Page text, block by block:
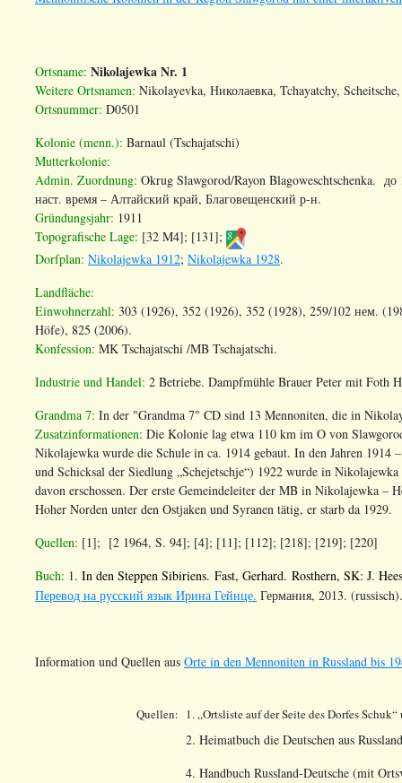
Ortsname: Nikolajewka Nr. 1
Weitere Ortsnamen: Nikolayevka, Николаевка, Tchayatchy,
Ortsnummer: D0501
Kolonie (menn.): Barnaul (Tschajatschi)
Mutterkolonie:
Admin. Zuordnung: Okrug Slawgorod/Rayon Blagoweschtschenka. до
наст. время – Алтайский край, Благовещенский р-н.
Gründungsjahr: 1911
Topografische Lage: [32 M4]; [131];
Dorfplan: Nikolajewka 1912; Nikolajewka 1928.
Landfläche:
Einwohnerzahl: 303 (1926), 352 (1926), 352 (1928), 259/102 нем.
Höfe), 825 (2006).
Konfession: MK Tschajatschi /MB Tschajatschi.
Industrie und Handel: 2 Betriebe. Dampfmühle Brauer Peter mit Foth
Grandma 7: In der "Grandma 7" CD sind 13 Mennoniten, die in
Zusatzinformationen: Die Kolonie lag etwa 110 km im O von
Nikolajewka wurde die Schule in ca. 1914 gebaut. In den Jahren
und Schicksal der Siedlung „Schejetschje“) 1922 wurde in
davon erschossen. Der erste Gemeindeleiter der MB in Nikolajewka
Hoher Norden unter den Ostjaken und Syranen tätig, er starb da 1929.
Quellen: [1]; [2 1964, S. 94]; [4]; [11]; [112]; [218]; [219]; [220]
Buch: 1. In den Steppen Sibiriens. Fast, Gerhard. Rosthern, SK: J.
Перевод на русский язык Ирина Гейнце. Германия, 2013. (russisch).
Information und Quellen aus Orte in den Mennoniten in Russland bis
Quellen: 1. „Ortsliste auf der Seite des Dorfes
2. Heimatbuch die Deutschen aus
4. Handbuch Russland-Deutsche (mit